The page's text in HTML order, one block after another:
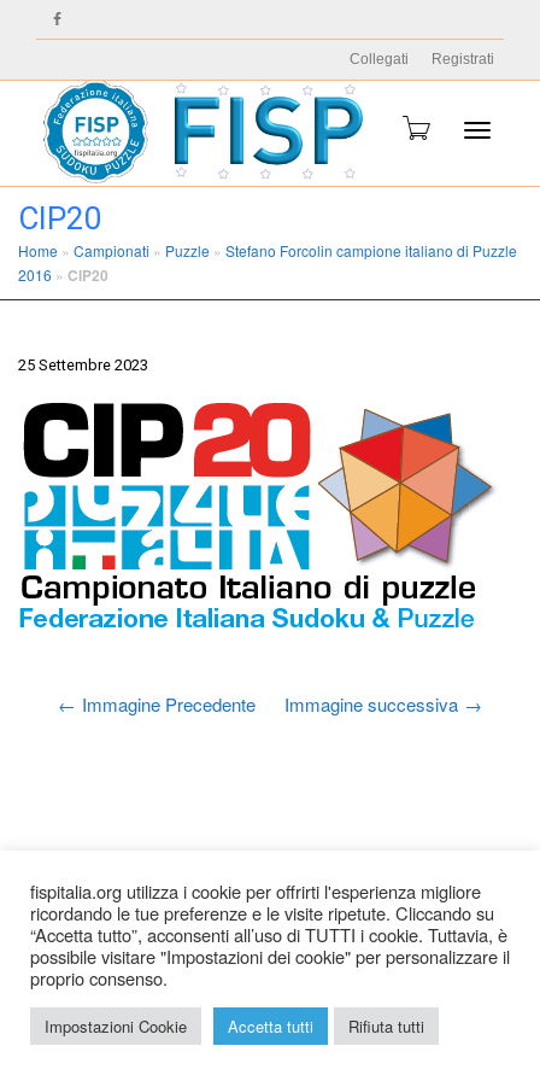
Collegati Registrati
CIP20
Home » Campionati » Puzzle » Stefano Forcolin campione italiano di Puzzle
2016 » CIP20
25 Settembre 2023
Immagine Precedente Immagine successiva
2026 © Federazione Italiana Sudoku Puzzle |Chi siamo
Privacy
fispitalia.org utilizza i cookie per offrirti l'esperienza migliore
ricordando le tue preferenze e le visite ripetute. Cliccando su
“Accetta tutto”, acconsenti all’uso di TUTTI i cookie. Tuttavia, è
possibile visitare "Impostazioni dei cookie" per personalizzare il
proprio consenso.
Impostazioni Cookie Accetta tutti Rifiuta tutti